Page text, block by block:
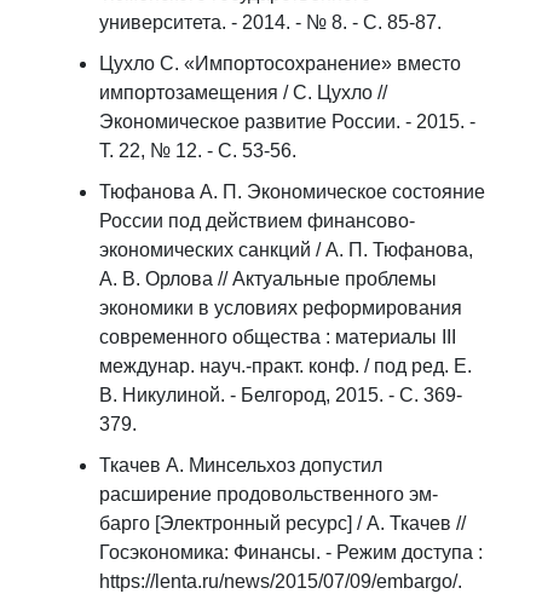
университета. - 2014. - № 8. - С. 85-87.
Цухло С. «Импортосохранение» вместо
импортозамещения / С. Цухло //
Экономическое развитие России. - 2015. -
Т. 22, № 12. - C. 53-56.
Тюфанова А. П. Экономическое состояние
России под действием финансово-
экономических санкций / А. П. Тюфанова,
А. В. Орлова // Актуальные проблемы
экономики в условиях реформирования
современного общества : материалы III
междунар. науч.-практ. конф. / под ред. Е.
В. Никулиной. - Белгород, 2015. - С. 369-
379.
Ткачев А. Минсельхоз допустил
расширение продовольственного эм-
барго [Электронный ресурс] / А. Ткачев //
Госэкономика: Финансы. - Режим доступа :
https://lenta.ru/news/2015/07/09/embargo/.